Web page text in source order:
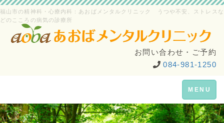
福山市の精神科・心療内科：あおばメンタルクリニック うつや不安、ストレスな
どのこころの病気の診療所
お問い合わせ・ご予約
084-981-1250
Toggle
navigation
MENU